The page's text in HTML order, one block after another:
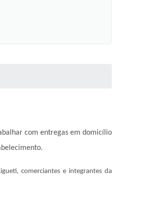
com entregas em domicílio
comerciantes e integrantes da